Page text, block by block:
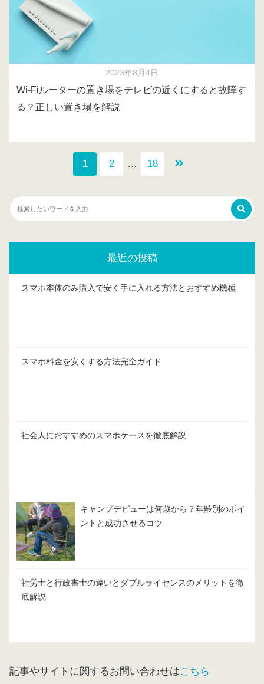
2023年8月4日
Wi-Fiルーターの置き場をテレビの近くにすると故障す
る？正しい置き場を解説
1 2 … 18
最近の投稿
スマホ本体のみ購入で安く手に入れる方法とおすすめ機種
スマホ料金を安くする方法完全ガイド
社会人におすすめのスマホケースを徹底解説
キャンプデビューは何歳から？年齢別のポイ
ントと成功させるコツ
社労士と行政書士の違いとダブルライセンスのメリットを徹
底解説
記事やサイトに関するお問い合わせはこちら